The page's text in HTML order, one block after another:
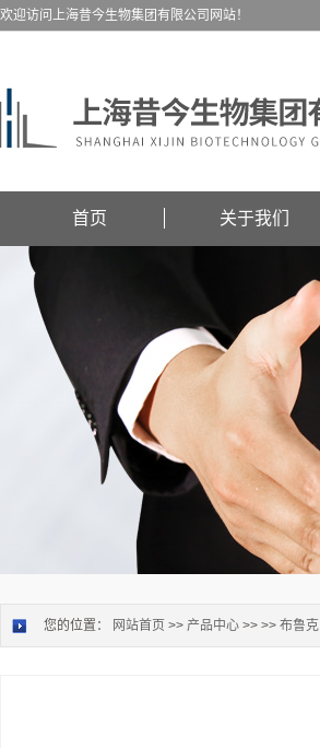
欢迎访问上海昔今生物集团有限公司网站！
首页 关于我们
您的位置： 网站首页 >> 产品中心 >> >> 布鲁克